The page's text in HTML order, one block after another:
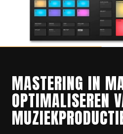
MASTERING IN
OPTIMALISEREN